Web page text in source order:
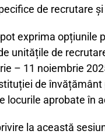
de recrutare
exprima opțiunile
unitățile de
– 11 noiembrie
de învățământ
locurile aprobate în
la această